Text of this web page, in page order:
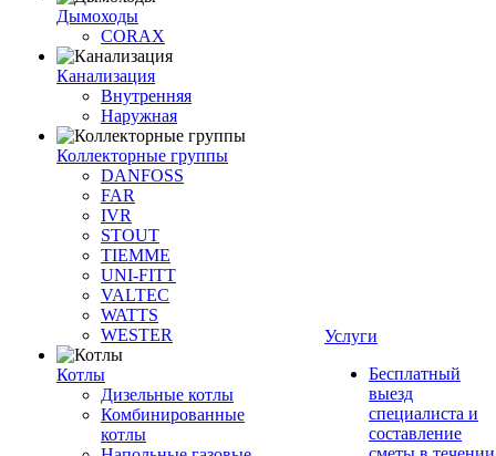
Дымоходы
CORAX
Канализация
Внутренняя
Наружная
Коллекторные группы
DANFOSS
FAR
IVR
STOUT
TIEMME
UNI-FITT
VALTEC
WATTS
WESTER
Котлы
Дизельные котлы
Комбинированные
котлы
Услуги
Бесплатный
выезд
специалиста и
составление